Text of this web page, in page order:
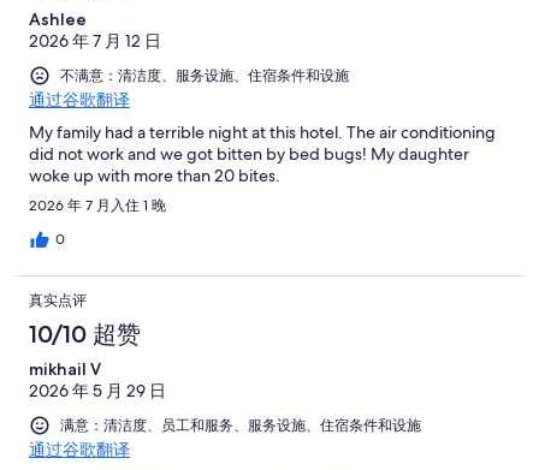
Ashlee
2026 年 7 月 12 日
不满意：清洁度、服务设施、住宿条件和设施
通过谷歌翻译
My family had a terrible night at this hotel. The air conditioning
did not work and we got bitten by bed bugs! My daughter
woke up with more than 20 bites.
2026 年 7 月入住 1 晚
0
真实点评
10/10 超赞
mikhail V
2026 年 5 月 29 日
满意：清洁度、员工和服务、服务设施、住宿条件和设施
通过谷歌翻译